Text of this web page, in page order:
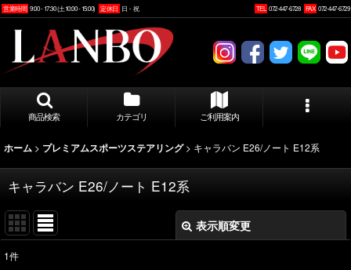
営業時間 9:00 - 17:30 (土10:00 - 15:00) 定休日 日・祝 TEL 072-447-6728 FAX 072-447-6729
商品検索 カテゴリ ご利用案内
ホーム > プレミアムスポーツステアリング > キャラバン E26/ノート E12系
キャラバン E26/ノート E12系
表示順変更
1件